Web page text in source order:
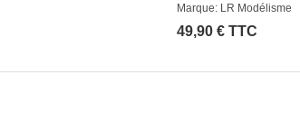
Marque: LR Modélisme
49,90 € TTC